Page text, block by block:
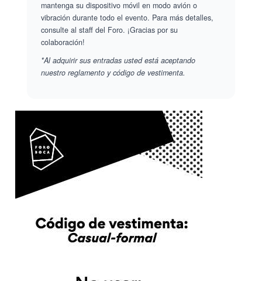
mantenga su dispositivo móvil en modo avión o
vibración durante todo el evento. Para más detalles,
consulte al staff del Foro. ¡Gracias por su
colaboración!
*Al adquirir sus entradas usted está aceptando
nuestro reglamento y código de vestimenta.